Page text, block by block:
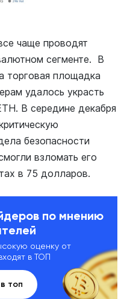
чаще проводят
сегменте. В
торговая площадка
удалось украсть
В середине декабря
безопасности
взломать его
в 75 долларов.
по мнению
оценку от
в ТОП
топ